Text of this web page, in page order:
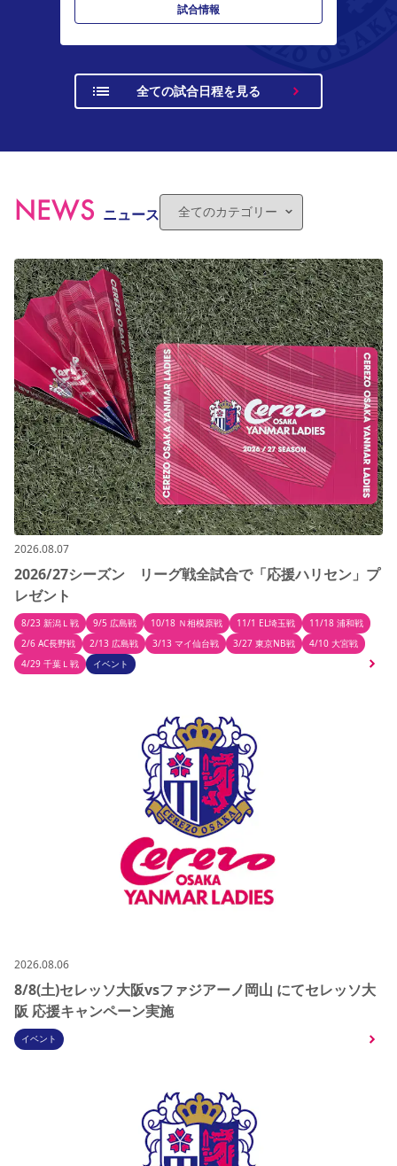
試合情報
全ての試合日程を見る
NEWS ニュース
2026.08.07
2026/27シーズン リーグ戦全試合で「応援ハリセン」プ
レゼント
8/23 新潟Ｌ戦 9/5 広島戦 10/18 Ｎ相模原戦 11/1 EL埼玉戦
11/18 浦和戦
2/6 AC長野戦
2/13 広島戦 3/13 マイ仙台戦 3/27 東京NB戦
4/10 大宮戦
4/29 千葉Ｌ戦
イベント
2026.08.06
8/8(土)セレッソ大阪vsファジアーノ岡山 にてセレッソ大
阪 応援キャンペーン実施
イベント